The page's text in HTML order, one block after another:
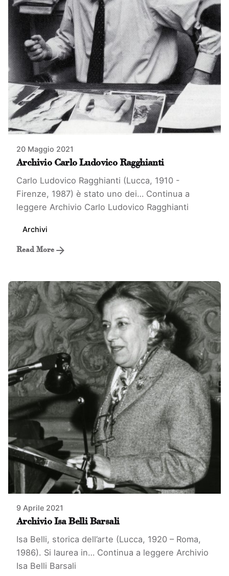
20 Maggio 2021
Archivio Carlo Ludovico Ragghianti
Carlo Ludovico Ragghianti (Lucca, 1910 -
Firenze, 1987) è stato uno dei… Continua a
leggere Archivio Carlo Ludovico Ragghianti
Archivi
Read More
9 Aprile 2021
Archivio Isa Belli Barsali
Isa Belli, storica dell’arte (Lucca, 1920 – Roma,
1986). Si laurea in… Continua a leggere Archivio
Isa Belli Barsali